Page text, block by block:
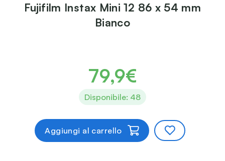
Fujifilm Instax Mini 12 86 x 54 mm
Bianco
79,9€
Disponibile: 48
Aggiungi al carrello